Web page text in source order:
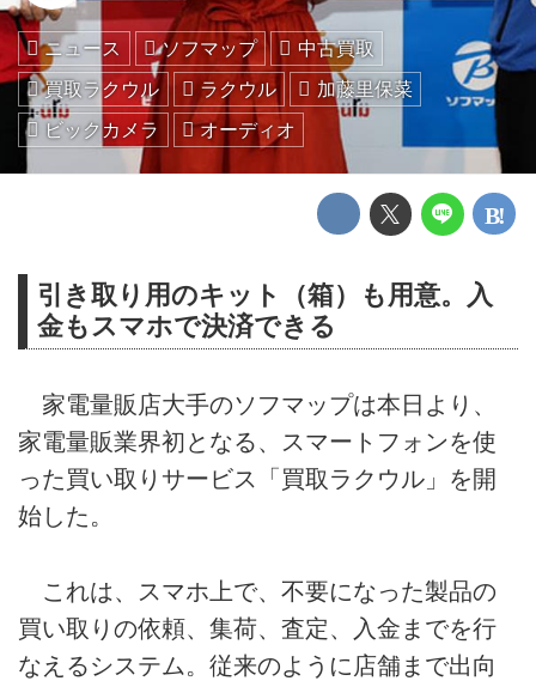
ニュース ソフマップ
中古買取
買取ラクウル
ラクウル
加藤里保菜
ビックカメラ
オーディオ
引き取り用のキット（箱）も用意。入
金もスマホで決済できる
家電量販店大手のソフマップは本日より、
家電量販業界初となる、スマートフォンを使
った買い取りサービス「買取ラクウル」を開
始した。
これは、スマホ上で、不要になった製品の
買い取りの依頼、集荷、査定、入金までを行
なえるシステム。従来のように店舗まで出向